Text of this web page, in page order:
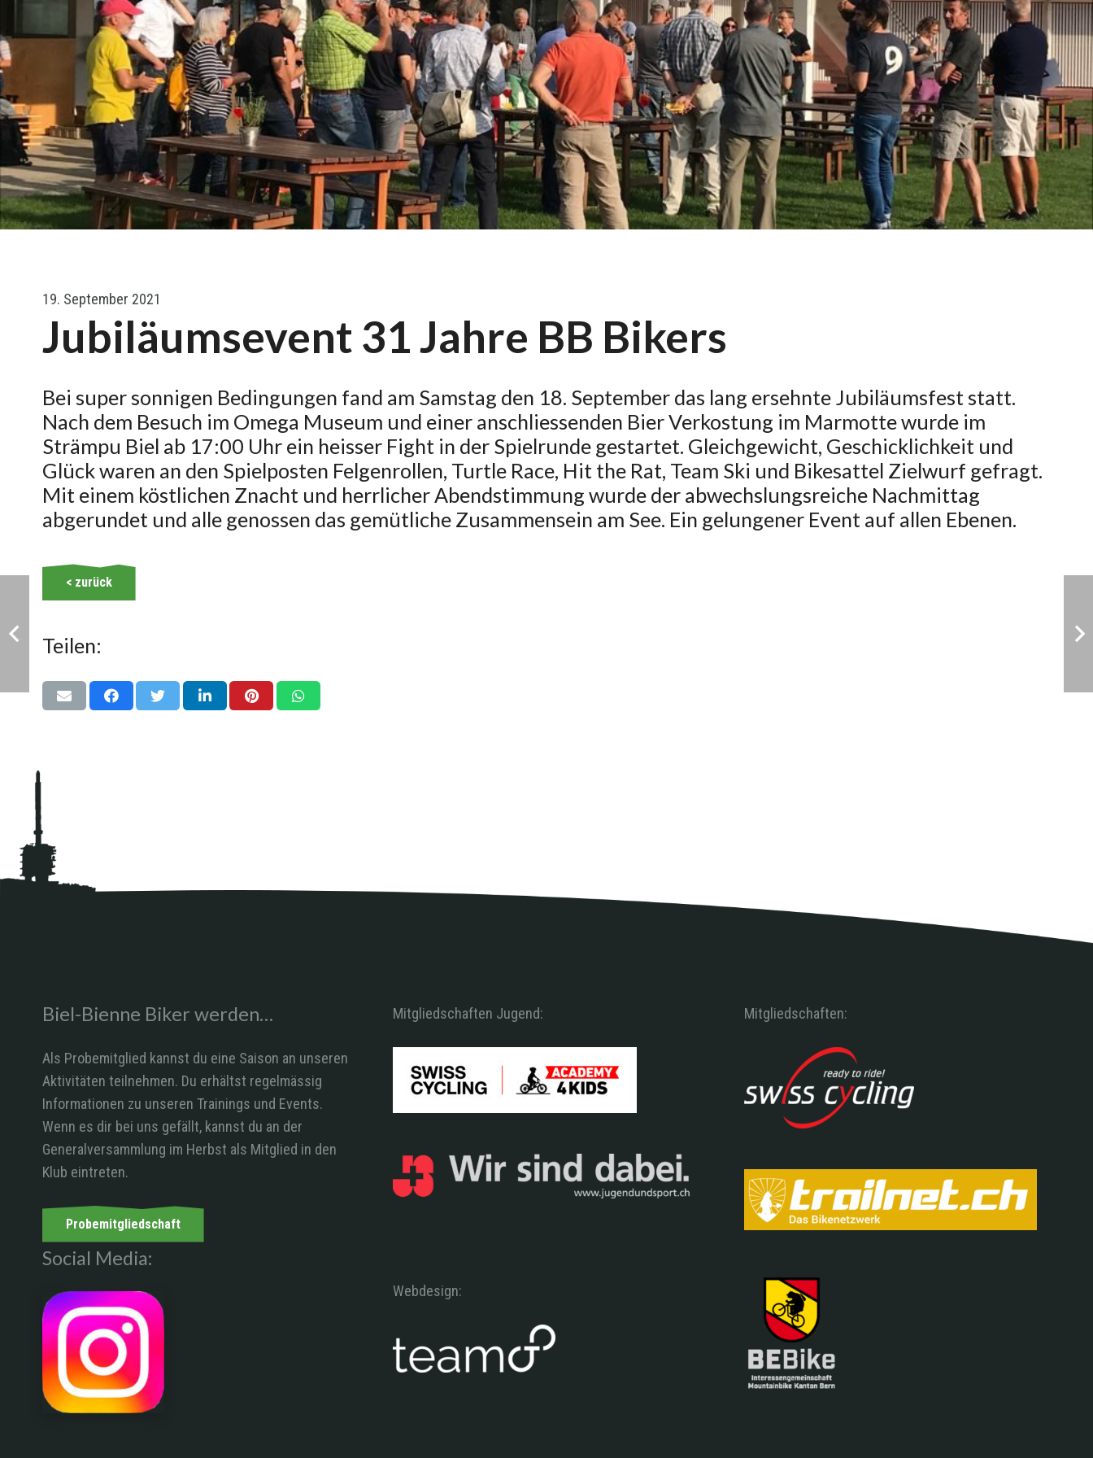
19. September 2021
Jubiläumsevent 31 Jahre BB Bikers
Bei super sonnigen Bedingungen fand am Samstag den 18. September das lang ersehnte Jubiläumsfest statt.
Nach dem Besuch im Omega Museum und einer anschliessenden Bier Verkostung im Marmotte wurde im
Strämpu Biel ab 17:00 Uhr ein heisser Fight in der Spielrunde gestartet. Gleichgewicht, Geschicklichkeit und
Glück waren an den Spielposten Felgenrollen, Turtle Race, Hit the Rat, Team Ski und Bikesattel Zielwurf gefragt.
Mit einem köstlichen Znacht und herrlicher Abendstimmung wurde der abwechslungsreiche Nachmittag
abgerundet und alle genossen das gemütliche Zusammensein am See. Ein gelungener Event auf allen Ebenen.
< zurück
Teilen:
Biel-Bienne Biker werden…
Als Probemitglied kannst du eine Saison an unseren
Aktivitäten teilnehmen. Du erhältst regelmässig
Informationen zu unseren Trainings und Events.
Wenn es dir bei uns gefällt, kannst du an der
Generalversammlung im Herbst als Mitglied in den
Klub eintreten.
Probemitgliedschaft
Social Media:
Mitgliedschaften Jugend:
Webdesign:
Mitgliedschaften: